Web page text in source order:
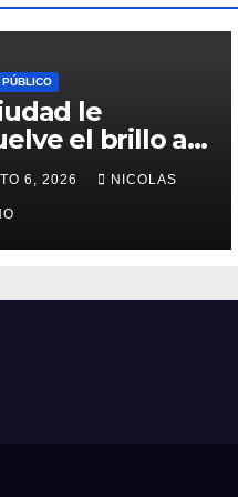
le
el brillo a
del
en Plaza
6, 2026 NICOLAS